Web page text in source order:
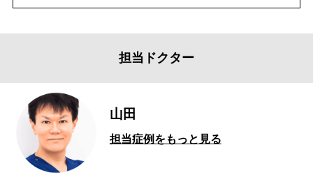
担当ドクター
山田
担当症例をもっと見る